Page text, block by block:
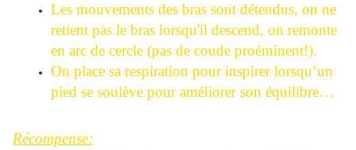
Les mouvements des bras sont détendus, on ne
retient pas le bras lorsqu'il descend, on remonte
en arc de cercle (pas de coude proéminent!).
On place sa respiration pour inspirer lorsqu’un
pied se soulève pour améliorer son équilibre…
Récompense: